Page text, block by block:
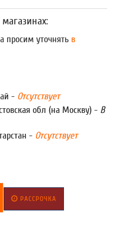
просим уточнять в
- Отсутствует
обл (на Москву) - В
- Отсутствует
РАССРОЧКА